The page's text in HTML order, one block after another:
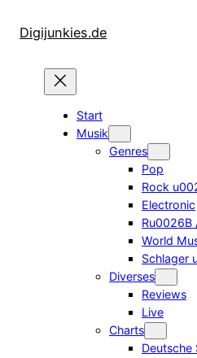
InhaltDigijunkies.de
Start
Musik
Genres
Pop
Rock
Electronic
Ru0026B
World
Schlager
Diverses
Reviews
Live
Charts
Deutsche